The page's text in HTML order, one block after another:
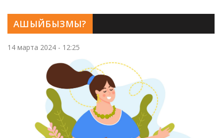
АШЫЙБЫЗМЫ?
14 марта 2024 - 12:25